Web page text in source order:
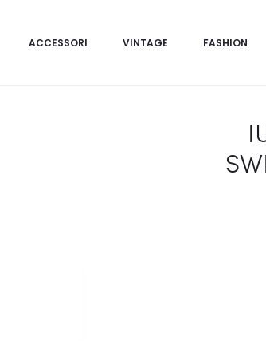
ACCESSORI VINTAGE FASHION